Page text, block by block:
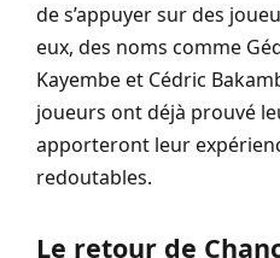
de s’appuyer sur des
eux, des noms comme
Kayembe et Cédric
joueurs ont déjà prouvé
apporteront leur
redoutables.
Le retour de